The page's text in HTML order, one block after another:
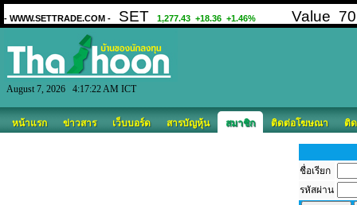
August 7, 2026 4:17:22 AM ICT
หน้าแรก ข่าวสาร เว็บบอร์ด สารบัญหุ้น สมาชิก ติดต่อโฆษณา ติ
ชื่อเรียก
รหัสผ่าน